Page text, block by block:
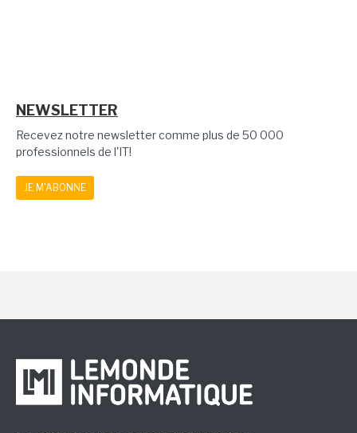
NEWSLETTER
Recevez notre newsletter comme plus de 50 000
professionnels de l'IT!
JE M'ABONNE